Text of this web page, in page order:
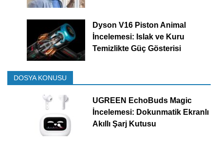
Dyson V16 Piston Animal
İncelemesi: Islak ve Kuru
Temizlikte Güç Gösterisi
DOSYA KONUSU
UGREEN EchoBuds Magic
İncelemesi: Dokunmatik Ekranlı
Akıllı Şarj Kutusu